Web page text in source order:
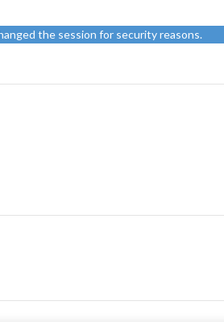
the session for security reasons.